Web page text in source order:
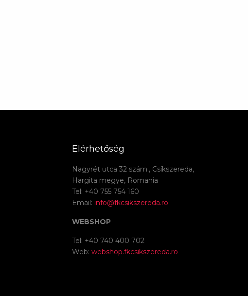
Elérhetőség
Nagyrét utca 32 szám., Csíkszereda,
Hargita megye, Romania
Tel: +40 755 754 160
Email: info@fkcsikszereda.ro
WEBSHOP
Tel: +40 740 400 702
Web: webshop.fkcsikszereda.ro